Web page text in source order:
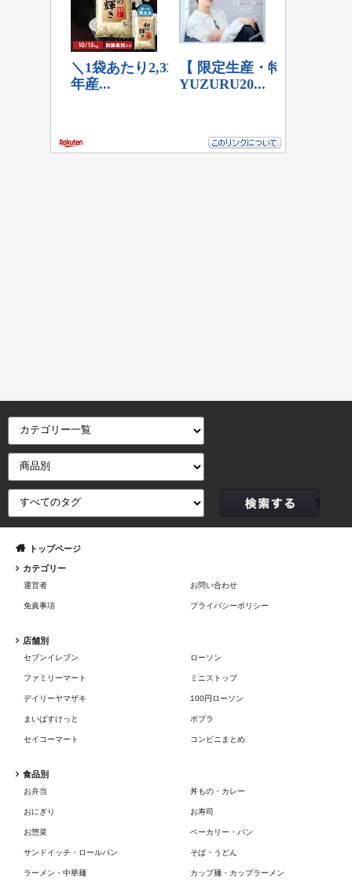
トップページ
カテゴリー
運営者 お問い合わせ
免責事項 プライバシーポリシー
店舗別
セブンイレブン ローソン
ファミリーマート ミニストップ
デイリーヤマザキ 100円ローソン
まいばすけっと ポプラ
セイコーマート コンビニまとめ
食品別
お弁当 丼もの・カレー
おにぎり お寿司
お惣菜 ベーカリー・パン
サンドイッチ・ロールパン そば・うどん
ラーメン・中華麺 カップ麺・カップラーメン